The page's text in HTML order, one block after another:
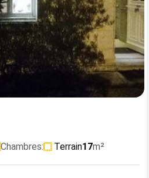
Chambres: Terrain17m²